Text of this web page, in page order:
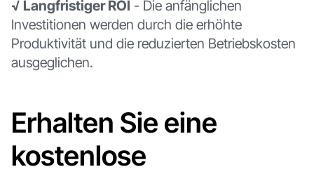
√ Langfristiger ROI - Die anfänglichen
Investitionen werden durch die erhöhte
Produktivität und die reduzierten Betriebskosten
ausgeglichen.
Erhalten Sie eine
kostenlose